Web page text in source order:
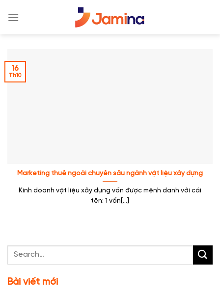
Marketing thuê ngoài chuyên sâu ngành vật liệu xây dựng
Kinh doanh vật liệu xây dựng vốn được mệnh danh với cái
tên: 1 vốn[...]
16
Th10
Bài viết mới